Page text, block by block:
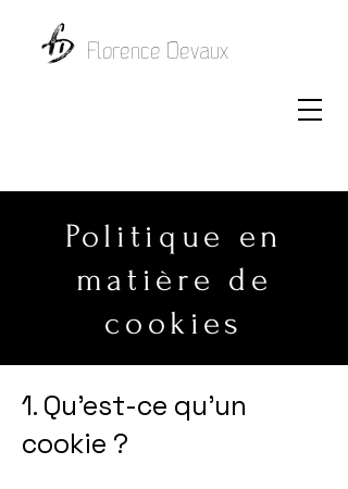
Florence Devaux
Politique en
matière de
cookies
1. Qu'est-ce qu'un
cookie ?